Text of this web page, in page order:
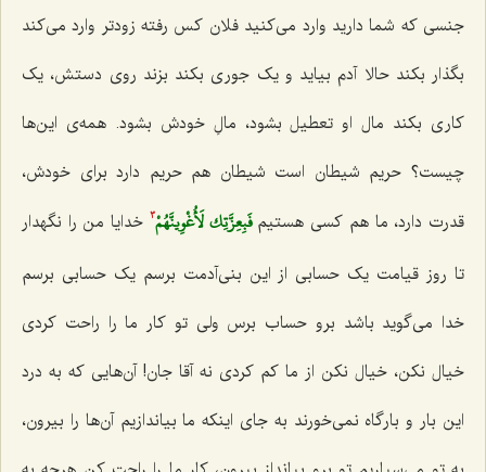
جنسی که شما دارید وارد می‌کنید فلان کس رفته زودتر وارد می‌کند
بگذار بکند حالا آدم بیاید و یک جوری بکند بزند روی دستش، یک
کاری بکند مال او تعطیل بشود، مالِ خودش بشود. همه‌ی این‌ها
چیست؟ حریم شیطان است شیطان هم حریم دارد برای خودش،
قدرت دارد، ما هم کسی هستیم‌ فَبِعِزَّتِك لَأُغْوِينَّهُمْ‌3
خدایا من را نگهدار
تا روز قیامت یک حسابی از این بنی‌آدمت برسم یک حسابی برسم
خدا می‌گوید باشد برو حساب برس ولی تو کار ما را راحت کردی
خیال نکن، خیال نکن از ما کم کردی نه آقا جان! آن‌هایی که به درد
این بار و بارگاه نمی‌خورند به جای اینکه ما بیاندازیم آن‌ها را بیرون،